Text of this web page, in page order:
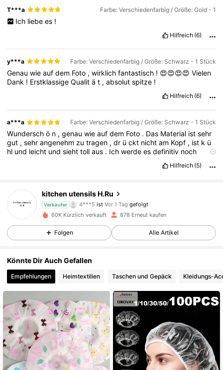
T***a Farbe: Verschiedenfarbig / Größe: Gold - 1
Ich liebe es !
Hilfreich (6)
y***a Farbe: Verschiedenfarbig / Größe: Schwarz - 1 Stück
Genauwieaufdem Foto ,wirklichfantastisch ! 😍😍😍😍Vielen
Dank ! ErstklassigeQualität ,absolutspitze !
Hilfreich (6)
a***a Farbe: Verschiedenfarbig / Größe: Schwarz - 1 Stück
Wunderschö n ,genauwieaufdem Foto . Das Material istsehr
gut ,sehrangenehm zutragen ,dr ückt nichtam Kopf , ist k ü
hl und leicht undsiehttollaus . Ichwerdeesdefinitiv noch
Hilfreich (5)
kitchen utensils H.Ru
Verkäufer
4***5istVor 1 Tag
a***iist am Durchsuchen
4,74
264 Follower
4,74 264 Follower
4,74 264 Follower
4,74 264 Follower
60K Kürzlich verkauft 878 Erneut kaufen
Folgen Alle Artikel
Könnte Dir Auch Gefallen
Empfehlungen Heimtextilien Taschen und Gepäck Kleidungs-